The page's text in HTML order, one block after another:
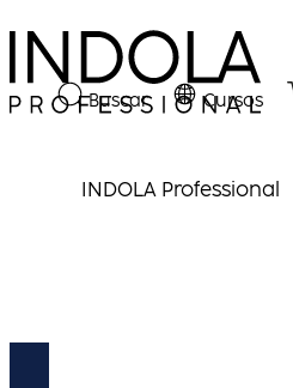
Buscar Cursos
INDOLA Professional